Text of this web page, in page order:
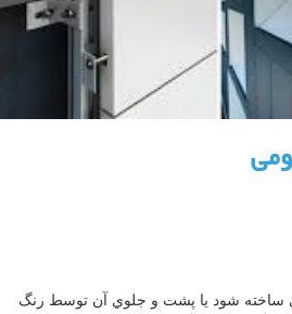
ساخته شود یا پشت و جلوي آن توسط رنگ